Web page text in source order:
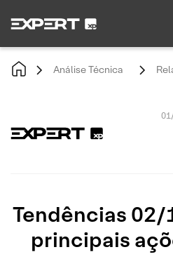
Análise Técnica
Tendências
principais